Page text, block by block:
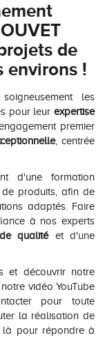
de
environs !
les
pour leur expertise
premier
, centrée
d'une formation
produits, afin de
adaptés. Faire
à nos experts
qualitéet d'une
et découvrir notre
vidéo YouTube
pour toute
la réalisation de
là pour répondre à